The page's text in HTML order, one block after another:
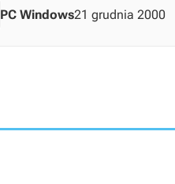
PC Windows21 grudnia 2000